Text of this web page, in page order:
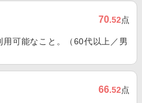
70.52点
可能なこと。（60代以上／男
66.52点